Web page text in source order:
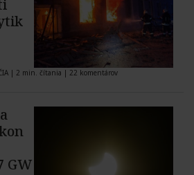
| 2 min. čítania | 22 komentárov
GW